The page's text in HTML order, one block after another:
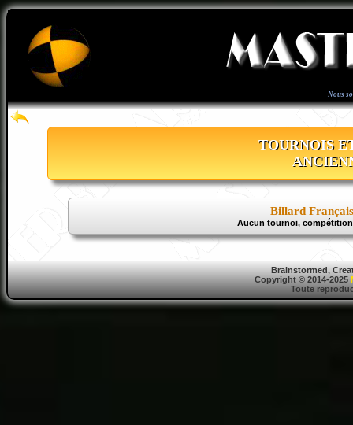
Nous
TOURNOIS
Billard
Aucun tournoi,
Brainstormed,
Copyright © 2014-2025
Toute